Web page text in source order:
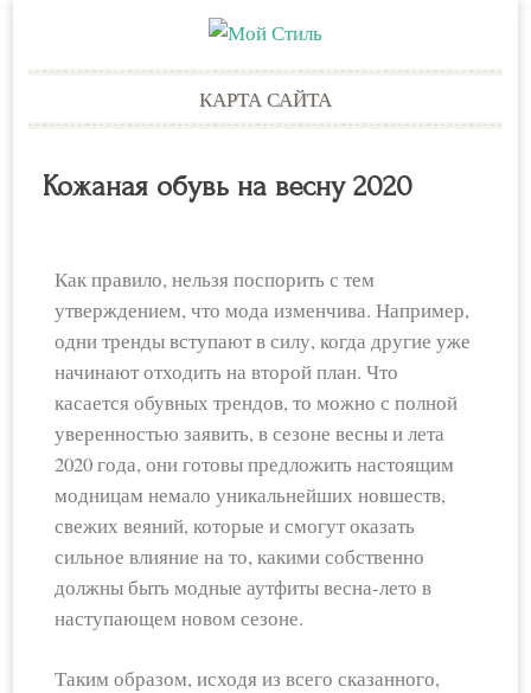
to
КАРТА САЙТА
Кожаная обувь на весну 2020
Как правило, нельзя поспорить с тем
утверждением, что мода изменчива. Например,
одни тренды вступают в силу, когда другие уже
начинают отходить на второй план. Что
касается обувных трендов, то можно с полной
уверенностью заявить, в сезоне весны и лета
2020 года, они готовы предложить настоящим
модницам немало уникальнейших новшеств,
свежих веяний, которые и смогут оказать
сильное влияние на то, какими собственно
должны быть модные аутфиты весна-лето в
наступающем новом сезоне.
Таким образом, исходя из всего сказанного,